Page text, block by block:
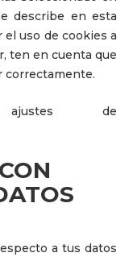
describe en esta
uso de cookies a
ten en cuenta que
correctamente.
de
a tus datos